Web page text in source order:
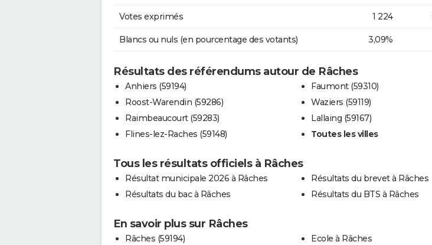
Votes exprimés 1 224
Blancs ou nuls (en pourcentage des votants) 3,09%
Résultats des référendums autour de Râches
Anhiers (59194)
Roost-Warendin (59286)
Raimbeaucourt (59283)
Flines-lez-Raches (59148)
Faumont (59310)
Waziers (59119)
Lallaing (59167)
Toutes les villes
Tous les résultats officiels à Râches
Résultat municipale 2026 à Râches
Résultats du bac à Râches
Résultats du brevet à Râches
Résultats du BTS à Râches
En savoir plus sur Râches
Râches (59194)
Ecole à Râches